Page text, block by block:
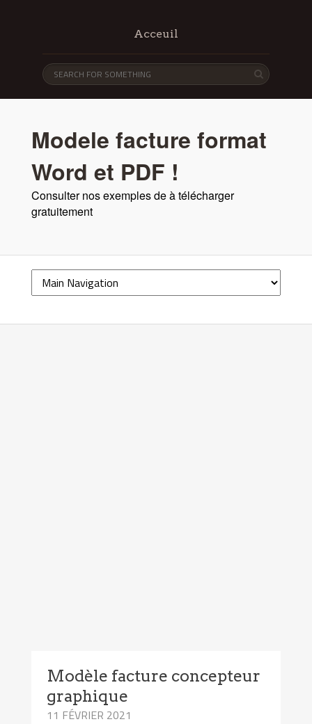
Acceuil
Modele facture format
Word et PDF !
Consulter nos exemples de à télécharger
gratuitement
Modèle facture concepteur
graphique
11 FÉVRIER 2021